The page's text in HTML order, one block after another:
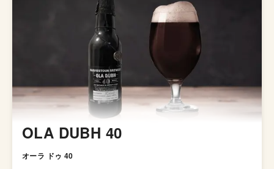
OLA DUBH 40
オーラ ドゥ 40